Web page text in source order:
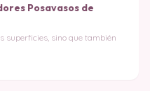
Posavasos de
superficies, sino que también